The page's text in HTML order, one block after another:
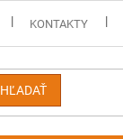
KONTAKTY
HĽADAŤ